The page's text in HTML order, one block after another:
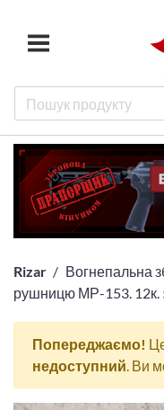
Rizar Вогнепальна
рушницю МР-153. 12к.
Попереджаємо!
недоступний. Ви